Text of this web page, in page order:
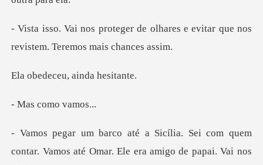
e olhares e evitar que nos
revis
eu, ainda
como v
Sei com quem
contar. Vamos até Omar. E